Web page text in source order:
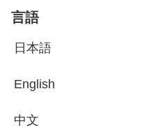
言語
日本語
English
中文